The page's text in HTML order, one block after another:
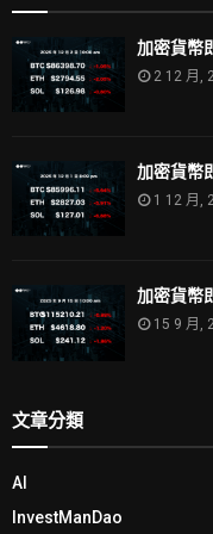
加密貨幣
2 12 月,
加密貨幣
1 12 月,
加密貨幣
15 9 月,
文章分類
AI
InvestManDao